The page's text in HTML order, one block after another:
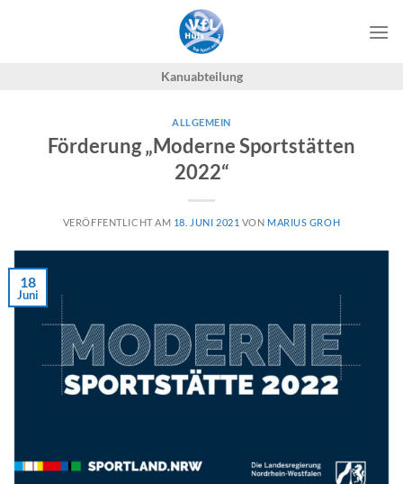
Kanuabteilung
ALLGEMEIN
Förderung „Moderne Sportstätten
2022“
VERÖFFENTLICHT AM 18. JUNI 2021 VON MARIUS GROH
18
Juni